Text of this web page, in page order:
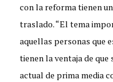
con la reforma tienen
traslado. “El tema
aquellas personas que
tienen la ventaja de que
actual de prima media